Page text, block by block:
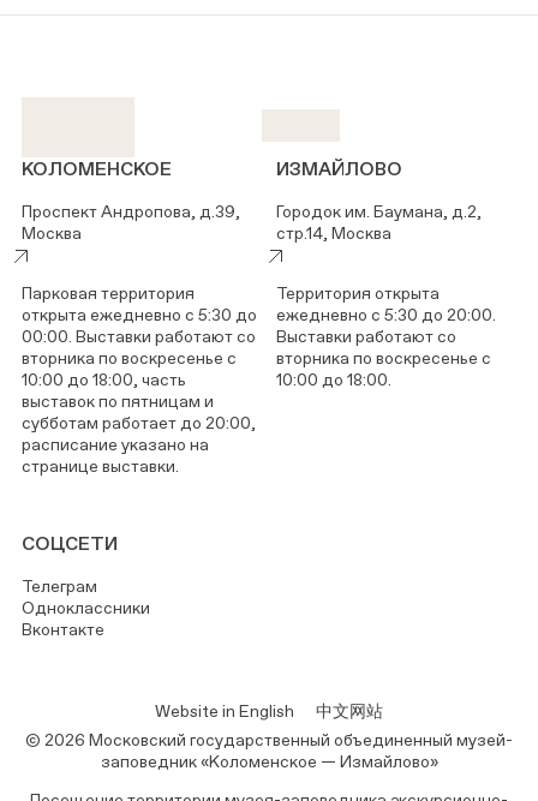
КОЛОМЕНСКОЕ
Проспект Андропова, д.39,
Москва
Парковая территория
открыта ежедневно с 5:30 до
00:00. Выставки работают со
вторника по воскресенье с
10:00 до 18:00, часть
выставок по пятницам и
субботам работает до 20:00,
расписание указано на
странице выставки.
ИЗМАЙЛОВО
Городок им. Баумана, д.2,
стр.14, Москва
Территория открыта
ежедневно с 5:30 до 20:00.
Выставки работают со
вторника по воскресенье с
10:00 до 18:00.
СОЦСЕТИ
Телеграм
Одноклассники
Вконтакте
Website in English
中文网站
© 2026 Московский государственный объединенный музей-
заповедник «Коломенское — Измайлово»